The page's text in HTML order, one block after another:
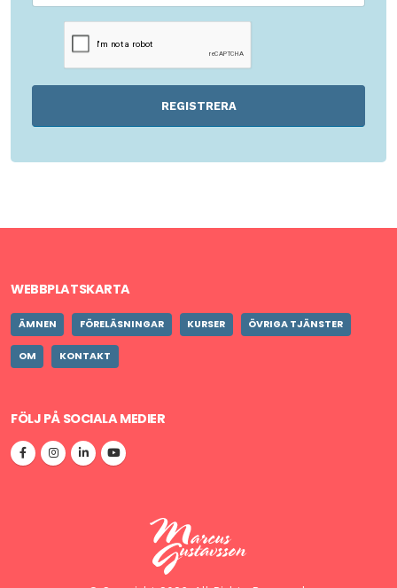
REGISTRERA
WEBBPLATSKARTA
ÄMNEN FÖRELÄSNINGAR KURSER ÖVRIGA TJÄNSTER
OM KONTAKT
FÖLJ PÅ SOCIALA MEDIER